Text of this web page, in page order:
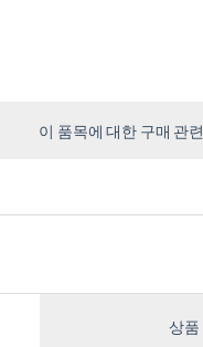
이 품목에 대한 구매 관
상품